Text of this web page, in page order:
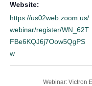
Website:
https://us02web.zoom.us/
webinar/register/WN_62T
FBe6KQJ6j7Oow5QgPS
w
Webinar: Victron